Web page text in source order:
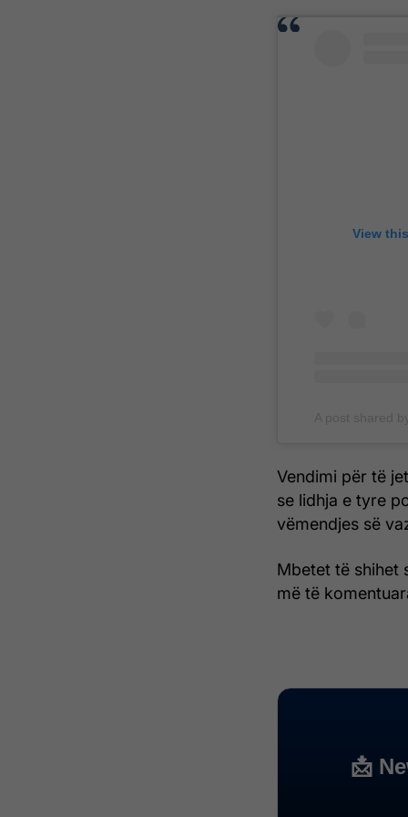
View
Vendimi për të
se lidhja e tyre
vëmendjes së
Mbetet të shihet
më të